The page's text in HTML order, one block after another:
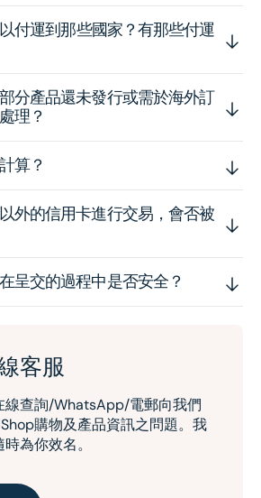
付運到那些國家？有那些付運
分產品還未發行或需於海外訂
理？
算？
外的信用卡進行交易，會否被
呈交的過程中是否安全？
客服
線查詢/WhatsApp/電郵向我們
購物及產品資訊之問題。我
為你效名。